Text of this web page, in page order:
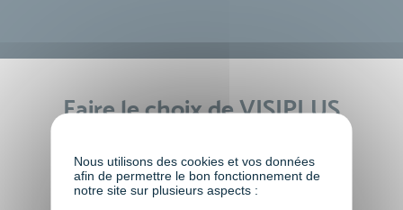
Faire le choix de VISIPLUS
Nous utilisons des cookies et vos données
afin de permettre le bon fonctionnement de
notre site sur plusieurs aspects :